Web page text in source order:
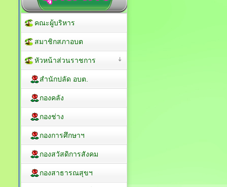
คณะผู้บริหาร
สมาชิกสภาอบต
หัวหน้าส่วนราชการ
สำนักปลัด อบต.
กองคลัง
กองช่าง
กองการศึกษาฯ
กองสวัสดิการสังคม
กองสาธารณสุขฯ